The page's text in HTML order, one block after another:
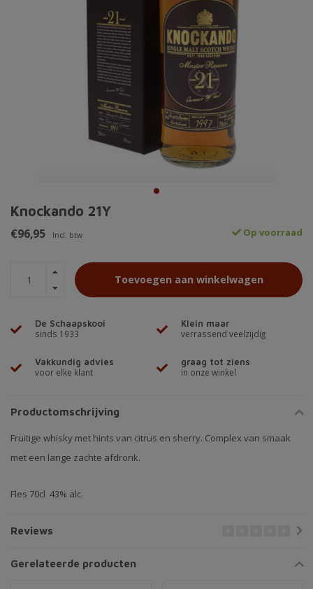
Knockando 21Y
€96,95 Incl. btw Op voorraad
Toevoegen aan winkelwagen
De Schaapskooi
sinds 1933
Klein maar
verrassend veelzijdig
Vakkundig advies
voor elke klant
graag tot ziens
in onze winkel
Productomschrijving
Fruitige whisky met hints van citrus en sherry. Complex van smaak
met een lange zachte afdronk.
Fles 70cl 43% alc.
Reviews
Gerelateerde producten